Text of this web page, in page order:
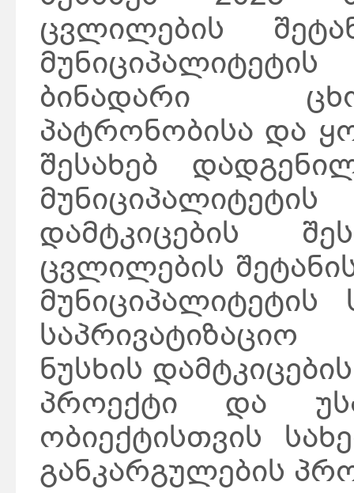
ცვლილების
ბინადარი
პატრონობისა და
შესახებ
დამტკიცების
ცვლილების
მუნიციპალიტეტის
ნუსხის
პროექტი და
ობიექტისთვის
განკარგულების